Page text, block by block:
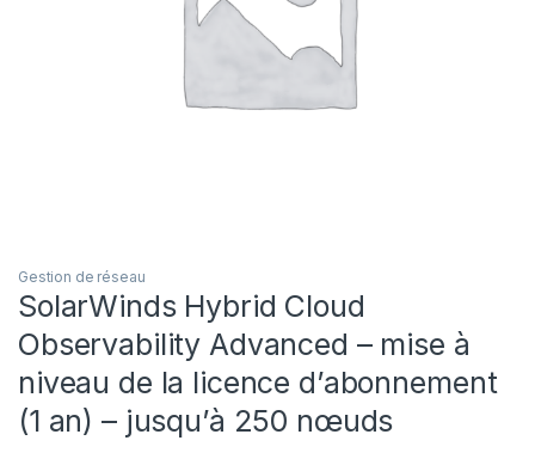
Gestion de réseau
SolarWinds Hybrid Cloud
Observability Advanced – mise à
niveau de la licence d’abonnement
(1 an) – jusqu’à 250 nœuds